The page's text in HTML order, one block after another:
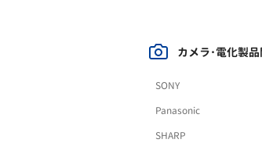
カメラ･電化製
SONY
Panasonic
SHARP